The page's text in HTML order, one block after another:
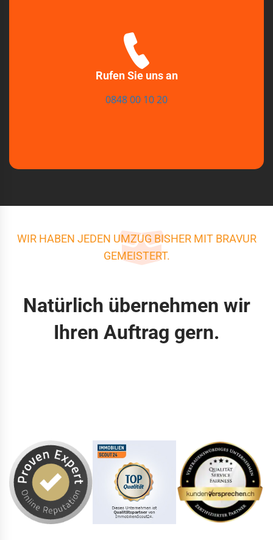
Rufen Sie uns an
0848 00 10 20
WIR HABEN JEDEN UMZUG BISHER MIT BRAVUR
GEMEISTERT.
Natürlich übernehmen wir
Ihren Auftrag gern.